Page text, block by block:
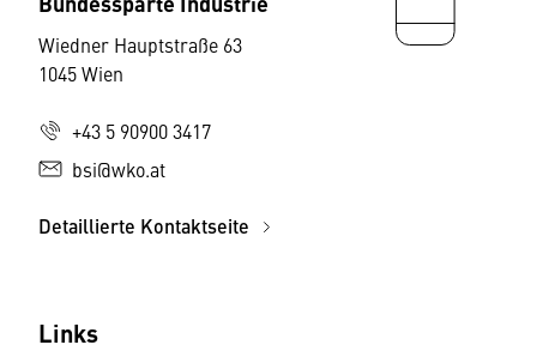
Wiedner Hauptstraße 63
1045 Wien
+43 5 90900 3417
bsi@wko.at
Detaillierte Kontaktseite
Links